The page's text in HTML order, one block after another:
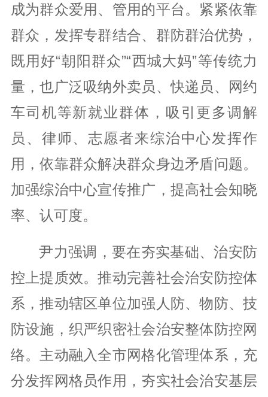
成为群众爱用、管用的平台。紧紧依靠
群众，发挥专群结合、群防群治优势，
既用好“朝阳群众”“西城大妈”等传统力
量，也广泛吸纳外卖员、快递员、网约
车司机等新就业群体，吸引更多调解
员、律师、志愿者来综治中心发挥作
用，依靠群众解决群众身边矛盾问题。
加强综治中心宣传推广，提高社会知晓
率、认可度。
尹力强调，要在夯实基础、治安防
控上提质效。推动完善社会治安防控体
系，推动辖区单位加强人防、物防、技
防设施，织严织密社会治安整体防控网
络。主动融入全市网格化管理体系，充
分发挥网格员作用，夯实社会治安基层